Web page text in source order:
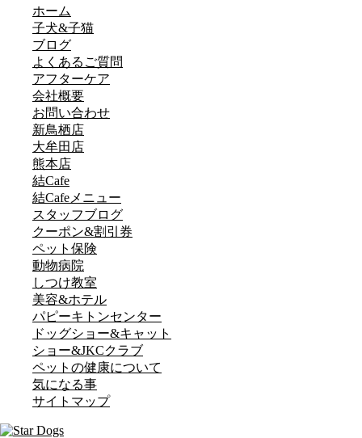
ホーム
子犬&子猫
ブログ
よくあるご質問
アフターケア
会社概要
お問い合わせ
新鳥栖店
大牟田店
熊本店
結Cafe
結Cafeメニュー
スタッフブログ
クーポン&割引券
ペット保険
動物病院
しつけ教室
美容&ホテル
パピーキトンセンター
ドッグショー&キャット
ショー&JKCクラブ
ペットの健康について
気になる事
サイトマップ